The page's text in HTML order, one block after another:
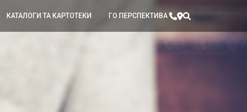
КАТАЛОГИ ТА КАРТОТЕКИ ГО ПЕРСПЕКТИВА